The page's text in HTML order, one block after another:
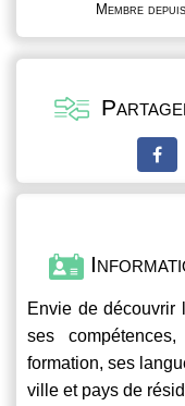
Membre depuis
Envie de découvrir
ses
formation, ses
ville et pays de